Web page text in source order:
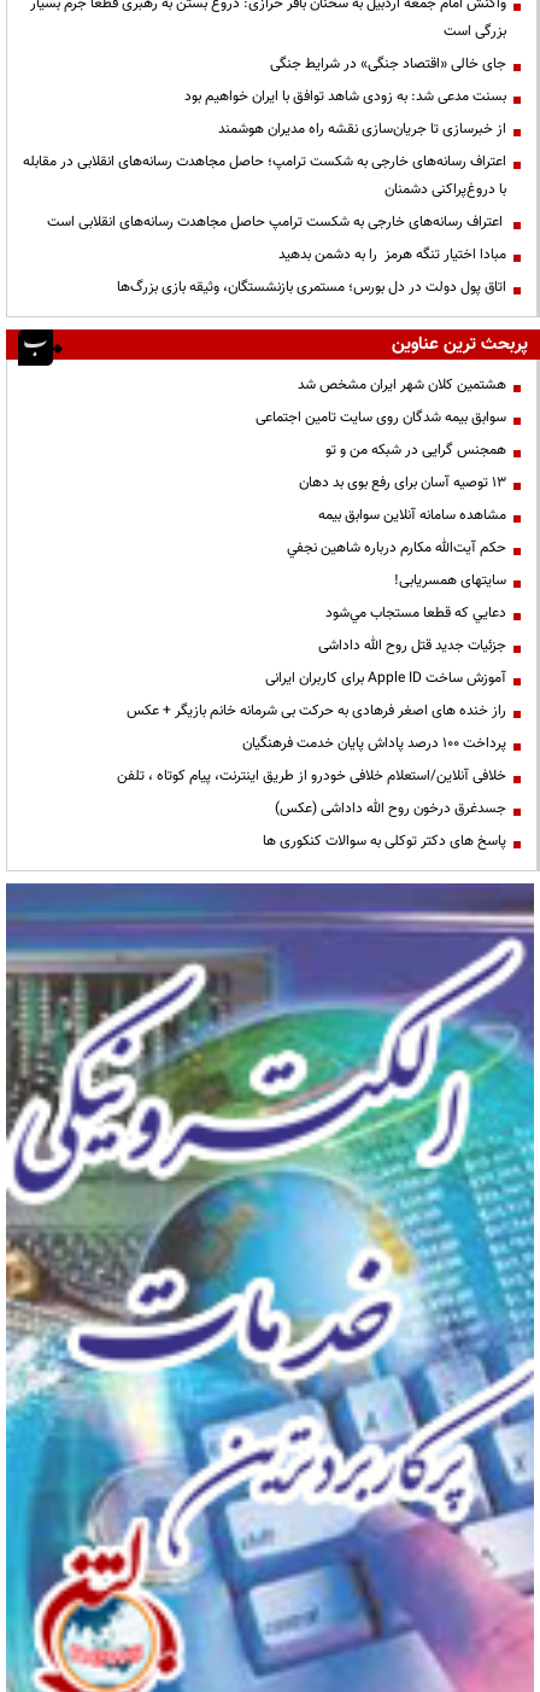
بزرگی است
جای خالی «اقتصاد جنگی» در شرایط جنگی
بسنت مدعی شد: به زودی شاهد توافق با ایران خواهیم بود
از خبرسازی تا جریان‌سازی نقشه راه مدیران هوشمند
اعتراف رسانه‌های خارجی به شکست ترامپ؛ حاصل مجاهدت رسانه‌های انقلابی در مقابله
با دروغ‌پراکنی دشمنان
اعتراف رسانه‌های خارجی به شکست ترامپ حاصل مجاهدت رسانه‌های انقلابی است
مبادا اختیار تنگه هرمز را به دشمن بدهید
اتاق پول دولت در دل بورس؛ مستمری بازنشستگان، وثیقه بازی بزرگ‌ها
پربحث ترین عناوین
هشتمین کلان شهر ایران مشخص شد
سوابق بیمه شدگان روی سایت تامین اجتماعی
همجنس گرایی در شبکه من و تو
13 توصیه آسان برای رفع بوی بد دهان
مشاهده سامانه آنلاين سوابق بیمه
حكم آيت‌الله مكارم درباره شاهين نجفي
سایتهای همسریابی!
دعايي كه قطعا مستجاب مي‌شود
جزئیات جدید قتل روح الله داداشی
آموزش ساخت Apple ID برای کاربران ایرانی
راز خنده های اصغر فرهادی به حرکت بی شرمانه خانم بازیگر + عکس
پرداخت ۱۰۰ درصد پاداش پایان خدمت فرهنگیان
خلافی آنلاین/استعلام خلافی خودرو از طریق اینترنت، پیام کوتاه ، تلفن
جسدغرق درخون روح الله داداشی (عکس)
پاسخ های دکتر توکلی به سوالات کنکوری ها